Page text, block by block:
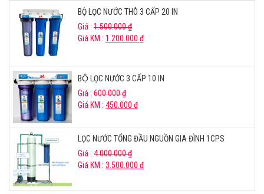
BỘ LỌC NƯỚC THÔ 3 CẤP 20 IN
Giá : 1.500.000₫
Giá KM : 1.200.000 ₫
BỘ LỌC NƯỚC 3 CẤP 10 IN
Giá : 600.000₫
Giá KM : 450.000 ₫
LỌC NƯỚC TỔNG ĐẦU NGUỒN GIA ĐÌNH 1CPS
Giá : 4.000.000₫
Giá KM : 3.500.000 ₫